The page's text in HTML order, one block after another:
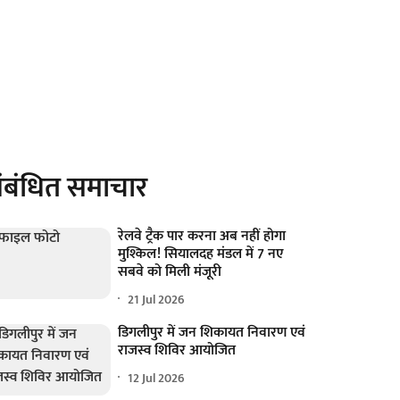
समाचार
रेलवे ट्रैक पार करना अब नहीं होगा
मुश्किल! सियालदह मंडल में 7 नए
सबवे को मिली मंजूरी
21 Jul 2026
डिगलीपुर में जन शिकायत निवारण एवं
राजस्व शिविर आयोजित
12 Jul 2026